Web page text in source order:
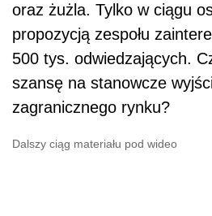
oraz żużla. Tylko w ciągu
propozycją zespołu
500 tys. odwiedzających.
szansę na stanowcze
zagranicznego rynku?
Dalszy ciąg materiału pod wideo